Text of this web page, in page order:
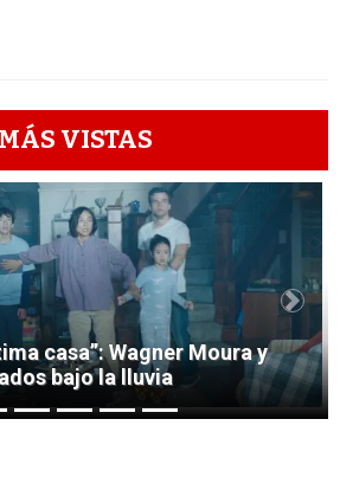
MÁS VISTAS
1
casa”: Wagner Moura y
bajo la lluvia
Next